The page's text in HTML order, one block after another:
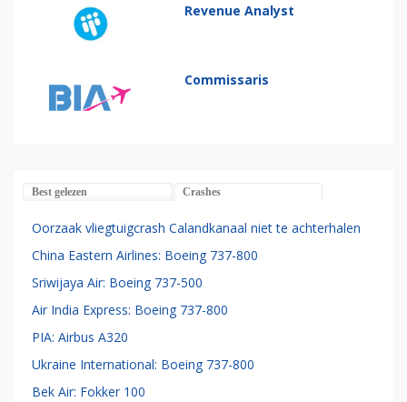
Revenue Analyst
Commissaris
Best gelezen Crashes
Oorzaak vliegtuigcrash Calandkanaal niet te achterhalen
China Eastern Airlines: Boeing 737-800
Sriwijaya Air: Boeing 737-500
Air India Express: Boeing 737-800
PIA: Airbus A320
Ukraine International: Boeing 737-800
Bek Air: Fokker 100